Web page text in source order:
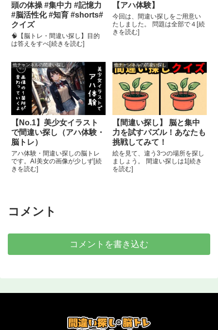
頭の体操 #集中力 #記憶力
#脳活性化 #知育 #shorts#
クイズ
🧠【脳トレ・間違い探し】目的
は答えをすべ[続きを読む]
【アハ体験】
今回は、間違い探しをご用意い
たしました。 問題は全部で４[続
きを読む]
他チャンネルの間違い探し
【No.1】美少女イラスト
で間違い探し（アハ体験・
脳トレ）
アハ体験・間違い探しの脳トレ
です。AI美女の画像が少しず[続
きを読む]
他チャンネルの間違い探し
【間違い探し】 脳と集中
力を試すパズル！あなたも
挑戦してみて！
絵を見て、違う3つの場所を探し
ましょう。 間違い探しは1[続き
を読む]
コメント
コメントを書き込む